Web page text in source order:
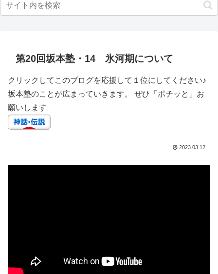
第20回坂本塾・14 氷河期について
クリックしてこのブログを応援して１位にしてください♪
坂本塾のことが広まっていきます。 ぜひ「ポチッと」お
願いします
2023.03.12